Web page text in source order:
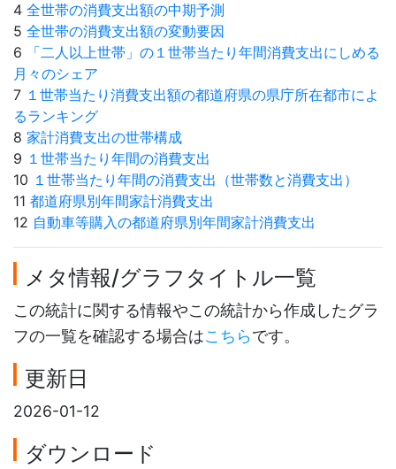
4 全世帯の消費支出額の中期予測
5 全世帯の消費支出額の変動要因
6
「二人以上世帯」の１世帯当たり年間消費支出にしめる
月々のシェア
7 １世帯当たり消費支出額の都道府県の県庁所在都市によ
るランキング
8 家計消費支出の世帯構成
9 １世帯当たり年間の消費支出
10 １世帯当たり年間の消費支出（世帯数と消費支出）
11 都道府県別年間家計消費支出
12 自動車等購入の都道府県別年間家計消費支出
メタ情報/グラフタイトル一覧
この統計に関する情報やこの統計から作成したグラ
フの一覧を確認する場合はこちらです。
更新日
2026-01-12
ダウンロード